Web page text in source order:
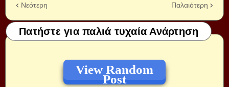
Νεότερη Παλαιότερη
Πατήστε για παλιά τυχαία Ανάρτηση
View Random
Post